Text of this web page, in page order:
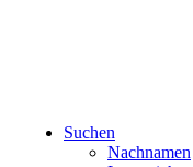
Suchen
Nachnamen